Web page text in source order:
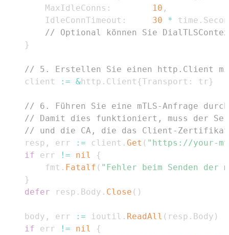
		MaxIdleConns
: 10 ,
		IdleConnTimeout
: 30 * time .
// Optional können Sie
}
// 5. Erstellen Sie einen http.Client
	client
:= &http . Client {Transport : tr}
// 6. Führen Sie eine mTLS-Anfrage durch
// Damit dies funktioniert, muss der
// und die CA, die das Client-
	resp
, err := client . Get ( "https://your-
if err != nil
{
		fmt
. Fatalf ( "Fehler beim Senden der
}
defer resp . Body . Close ( )
	body
, err := ioutil . ReadAll ( resp . Body )
if err != nil
{